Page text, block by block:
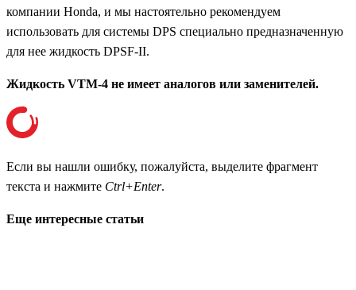
компании Honda, и мы настоятельно рекомендуем
использовать для системы DPS специально предназначенную
для нее жидкость DPSF-II.
Жидкость VTM-4 не имеет аналогов или заменителей.
Если вы нашли ошибку, пожалуйста, выделите фрагмент
текста и нажмите Ctrl+Enter.
Еще интересные статьи